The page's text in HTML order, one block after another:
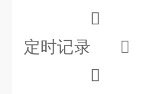

定
